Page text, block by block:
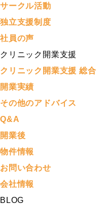
サークル活動
独立支援制度
社員の声
クリニック開業支援
クリニック開業支援 総合
開業実績
その他のアドバイス
Q&A
開業後
物件情報
お問い合わせ
会社情報
BLOG